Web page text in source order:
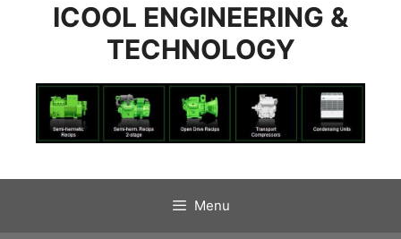
ICOOL ENGINEERING &
TECHNOLOGY
Menu